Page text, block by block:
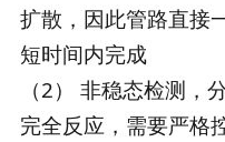
扩散，因此管路直接
短时间内完成
（2） 非稳态检测，
完全反应，需要严格